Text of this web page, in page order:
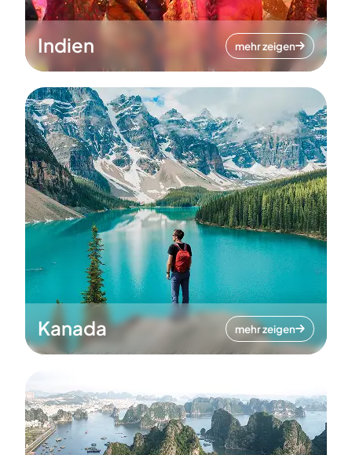
Indien mehr zeigen
Kanada mehr zeigen